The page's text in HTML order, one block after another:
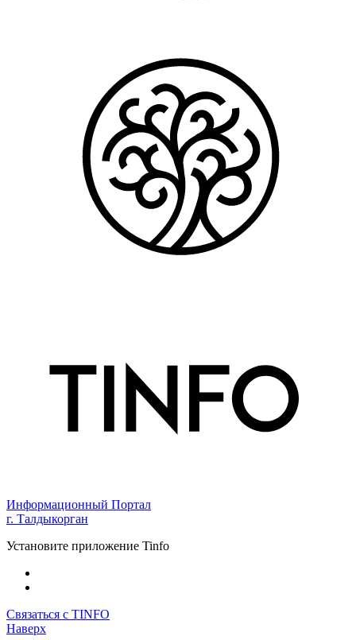
Информационный Портал
г. Талдыкорган
Установите приложение Tinfo
Связаться с TINFO
Наверх